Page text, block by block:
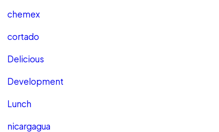
chemex
cortado
Delicious
Development
Lunch
nicargagua